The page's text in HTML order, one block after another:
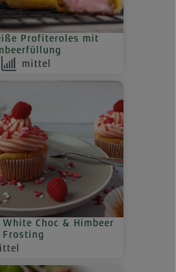
Profiteroles mit
mittel
Choc & Himbeer
Frosting